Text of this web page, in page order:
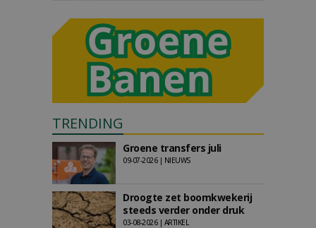
TRENDING
Groene transfers juli
09-07-2026 | NIEUWS
Droogte zet boomkwekerij
steeds verder onder druk
03-08-2026 | ARTIKEL